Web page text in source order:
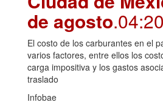
de agosto.04:20
El costo de los carburantes en el
varios factores, entre ellos los
carga impositiva y los gastos
traslado
Infobae